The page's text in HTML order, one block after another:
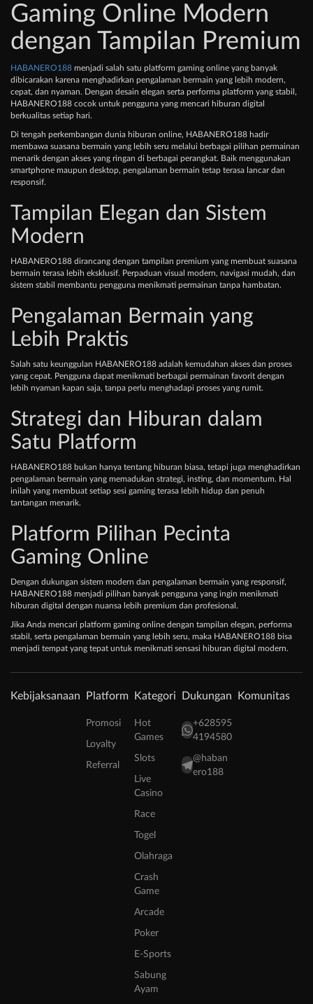
Gaming Online Modern
dengan Tampilan Premium
HABANERO188 menjadi salah satu platform gaming online yang banyak
dibicarakan karena menghadirkan pengalaman bermain yang lebih modern,
cepat, dan nyaman. Dengan desain elegan serta performa platform yang stabil,
HABANERO188 cocok untuk pengguna yang mencari hiburan digital
berkualitas setiap hari.
Di tengah perkembangan dunia hiburan online, HABANERO188 hadir
membawa suasana bermain yang lebih seru melalui berbagai pilihan permainan
menarik dengan akses yang ringan di berbagai perangkat. Baik menggunakan
smartphone maupun desktop, pengalaman bermain tetap terasa lancar dan
responsif.
Tampilan Elegan dan Sistem
Modern
HABANERO188 dirancang dengan tampilan premium yang membuat suasana
bermain terasa lebih eksklusif. Perpaduan visual modern, navigasi mudah, dan
sistem stabil membantu pengguna menikmati permainan tanpa hambatan.
Pengalaman Bermain yang
Lebih Praktis
Salah satu keunggulan HABANERO188 adalah kemudahan akses dan proses
yang cepat. Pengguna dapat menikmati berbagai permainan favorit dengan
lebih nyaman kapan saja, tanpa perlu menghadapi proses yang rumit.
Strategi dan Hiburan dalam
Satu Platform
HABANERO188 bukan hanya tentang hiburan biasa, tetapi juga menghadirkan
pengalaman bermain yang memadukan strategi, insting, dan momentum. Hal
inilah yang membuat setiap sesi gaming terasa lebih hidup dan penuh
tantangan menarik.
Platform Pilihan Pecinta
Gaming Online
Dengan dukungan sistem modern dan pengalaman bermain yang responsif,
HABANERO188 menjadi pilihan banyak pengguna yang ingin menikmati
hiburan digital dengan nuansa lebih premium dan profesional.
Jika Anda mencari platform gaming online dengan tampilan elegan, performa
stabil, serta pengalaman bermain yang lebih seru, maka HABANERO188 bisa
menjadi tempat yang tepat untuk menikmati sensasi hiburan digital modern.
Kebijaksanaan Platform
Promosi
Loyalty
Referral
Kategori
Hot
Games
Slots
Live
Casino
Race
Togel
Olahraga
Crash
Game
Arcade
Poker
E-Sports
Sabung
Ayam
Dukungan
+628595
4194580
@haban
ero188
Komunitas